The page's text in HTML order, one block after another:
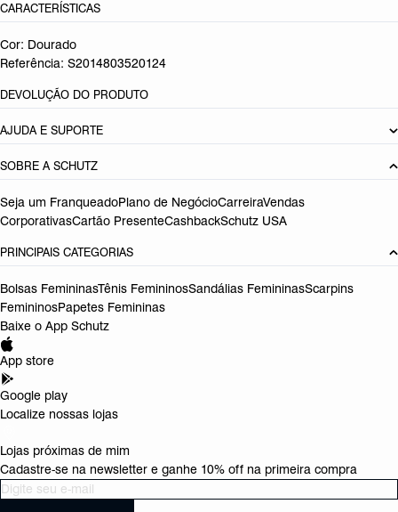
CARACTERÍSTICAS
Cor: Dourado
Referência: S2014803520124
DEVOLUÇÃO DO PRODUTO
AJUDA E SUPORTE
SOBRE A SCHUTZ
Seja um FranqueadoPlano de NegócioCarreiraVendas
CorporativasCartão PresenteCashbackSchutz USA
PRINCIPAIS CATEGORIAS
Bolsas FemininasTênis FemininosSandálias FemininasScarpins
FemininosPapetes Femininas
Baixe o App Schutz
App store
Google play
Localize nossas lojas
Lojas próximas de mim
Cadastre-se na newsletter e ganhe 10% off na primeira compra